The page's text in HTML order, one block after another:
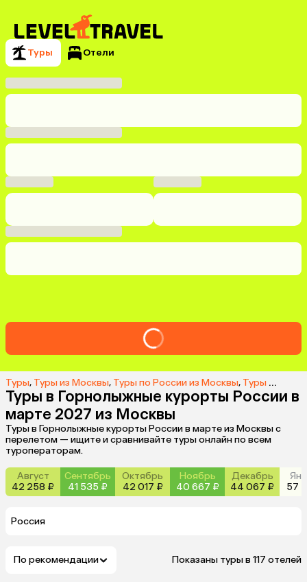
Туры Отели
Туры, Туры из Москвы, Туры по России из Москвы, Туры на горнолыжные курорты России из Москвы
Туры в Горнолыжные курорты России в
марте 2027 из Москвы
Туры в Горнолыжные курорты России в марте из Москвы с
перелетом — ищите и сравнивайте туры онлайн по всем
туроператорам.
Август
42 258 ₽
Сентябрь
41 535 ₽
Октябрь
42 017 ₽
Ноябрь
40 667 ₽
Декабрь
44 067 ₽
57
Россия
По рекомендации Показаны туры в 117 отелей